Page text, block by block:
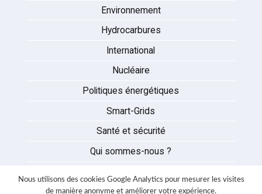
Environnement
Hydrocarbures
International
Nucléaire
Politiques énergétiques
Smart-Grids
Santé et sécurité
Qui sommes-nous ?
Partenaires
Nous utilisons des cookies Google Analytics pour mesurer les visites
de manière anonyme et améliorer votre expérience.